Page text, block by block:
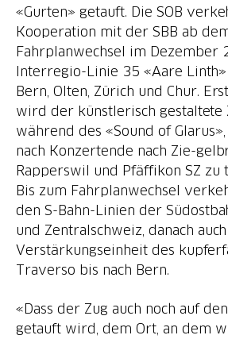
«Gurten» getauft. Die SOB
Kooperation mit der SBB ab
Fahrplanwechsel im Dezember
Interregio-Linie 35 «Aare Linth»
Bern, Olten, Zürich und Chur.
wird der künstlerisch gestaltete
während des «Sound of
nach Konzertende nach Zie-
Rapperswil und Pfäffikon SZ zu
Bis zum Fahrplanwechsel
den S-Bahn-Linien der
und Zentralschweiz, danach
Verstärkungseinheit des
Traverso bis nach Bern.
«Dass der Zug auch noch auf
getauft wird, dem Ort, an dem